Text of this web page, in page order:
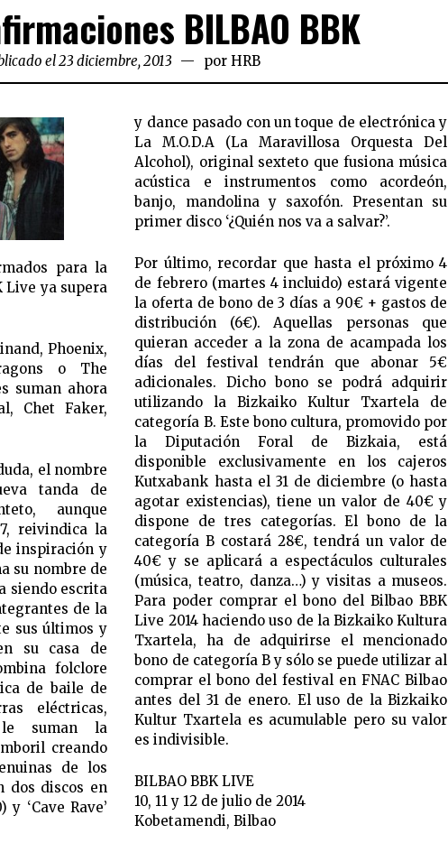
BILBAO BBK
el 23 diciembre, 2013 porHRB
para la
Live ya supera
Phoenix,
o The
suman ahora
Chet Faker,
el nombre
tanda de
aunque
reivindica la
inspiración y
su nombre de
siendo escrita
de la
sus últimos y
su casa de
folclore
de baile de
eléctricas,
le suman la
creando
de los
dos discos en
y ‘Cave Rave’
y dance pasado con un toque de electrónica y
La M.O.D.A (La Maravillosa Orquesta Del
Alcohol), original sexteto que fusiona música
acústica e instrumentos como acordeón,
banjo, mandolina y saxofón. Presentan su
primer disco ‘¿Quién nos va a salvar?’.
Por último, recordar que hasta el próximo 4
de febrero (martes 4 incluido) estará vigente
la oferta de bono de 3 días a 90€ + gastos de
distribución (6€). Aquellas personas que
quieran acceder a la zona de acampada los
días del festival tendrán que abonar 5€
adicionales. Dicho bono se podrá adquirir
utilizando la Bizkaiko Kultur Txartela de
categoría B. Este bono cultura, promovido por
la Diputación Foral de Bizkaia, está
disponible exclusivamente en los cajeros
Kutxabank hasta el 31 de diciembre (o hasta
agotar existencias), tiene un valor de 40€ y
dispone de tres categorías. El bono de la
categoría B costará 28€, tendrá un valor de
40€ y se aplicará a espectáculos culturales
(música, teatro, danza…) y visitas a museos.
Para poder comprar el bono del Bilbao BBK
Live 2014 haciendo uso de la Bizkaiko Kultura
Txartela, ha de adquirirse el mencionado
bono de categoría B y sólo se puede utilizar al
comprar el bono del festival en FNAC Bilbao
antes del 31 de enero. El uso de la Bizkaiko
Kultur Txartela es acumulable pero su valor
es indivisible.
BILBAO BBK LIVE
10, 11 y 12 de julio de 2014
Kobetamendi, Bilbao